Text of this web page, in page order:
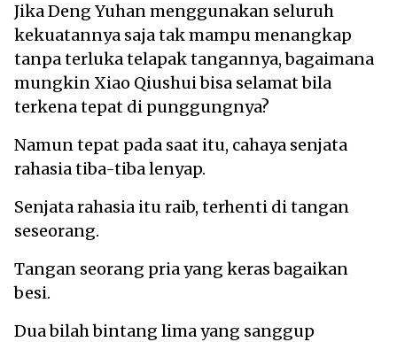
Jika Deng Yuhan menggunakan seluruh
kekuatannya saja tak mampu menangkap
tanpa terluka telapak tangannya, bagaimana
mungkin Xiao Qiushui bisa selamat bila
terkena tepat di punggungnya?
Namun tepat pada saat itu, cahaya senjata
rahasia tiba-tiba lenyap.
Senjata rahasia itu raib, terhenti di tangan
seseorang.
Tangan seorang pria yang keras bagaikan
besi.
Dua bilah bintang lima yang sanggup